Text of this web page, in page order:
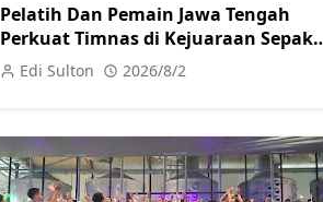
Pelatih Dan Pemain Jawa Tengah
Perkuat Timnas di Kejuaraan Sepak
takraw Internasional
Edi Sulton 2026/8/2